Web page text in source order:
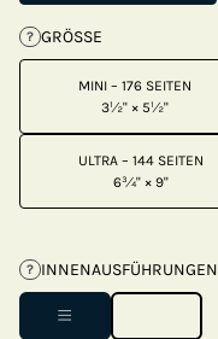
? GRÖSSE
MINI – 176 SEITEN
3½" × 5½"
ULTRA – 144 SEITEN
6¾" × 9"
? INNENAUSFÜHRUNGEN